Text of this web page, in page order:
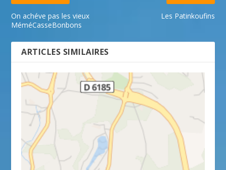
On achéve pas les vieux
MéméCasseBonbons
Les Patinkoufins
ARTICLES SIMILAIRES